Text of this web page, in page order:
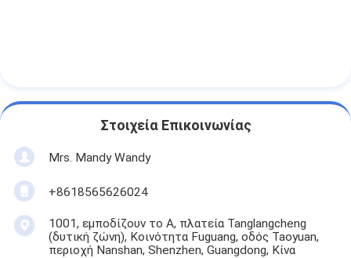
Στοιχεία Επικοινωνίας
Mrs. Mandy Wandy
+8618565626024
1001, εμποδίζουν το Α, πλατεία Tanglangcheng
(δυτική ζώνη), Κοινότητα Fuguang, οδός Taoyuan,
περιοχή Nanshan, Shenzhen, Guangdong, Κίνα